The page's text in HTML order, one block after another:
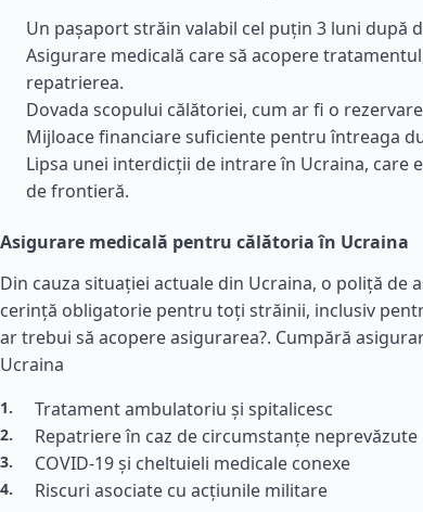
Un pașaport străin valabil cel puțin 3 luni după
Asigurare medicală care să acopere
repatrierea.
Dovada scopului călătoriei, cum ar fi o
Mijloace financiare suficiente pentru întreaga
Lipsa unei interdicții de intrare în Ucraina, care
de frontieră.
Asigurare medicală pentru călătoria în Ucraina
Din cauza situației actuale din Ucraina, o poliță de
cerință obligatorie pentru toți străinii, inclusiv
ar trebui să acopere asigurarea?. Cumpără
Ucraina
Tratament ambulatoriu și spitalicesc
Repatriere în caz de circumstanțe neprevăzute
COVID-19 și cheltuieli medicale conexe
Riscuri asociate cu acțiunile militare